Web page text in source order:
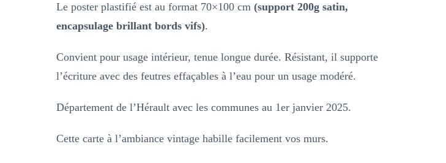
l'Hérault
–
géographique
Le poster plastifié est au format 70×100 cm (support 200g satin,
encapsulage brillant bords vifs).
Convient pour usage intérieur, tenue longue durée. Résistant, il supporte
l’écriture avec des feutres effaçables à l’eau pour un usage modéré.
Département de l’Hérault avec les communes au 1er janvier 2025.
Cette carte à l’ambiance vintage habille facilement vos murs.